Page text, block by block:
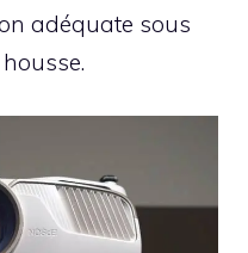
adéquate sous